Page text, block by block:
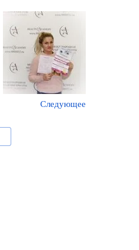
Следующее